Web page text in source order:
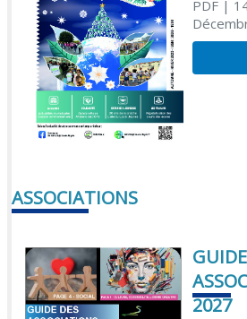
PDF|
ASSOCIATIONS
2027